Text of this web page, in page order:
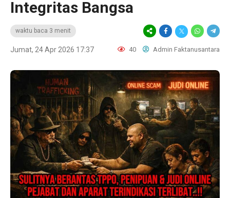
Integritas Bangsa
waktu baca 3 menit
Jumat, 24 Apr 2026 17:37 40 Admin Faktanusantara